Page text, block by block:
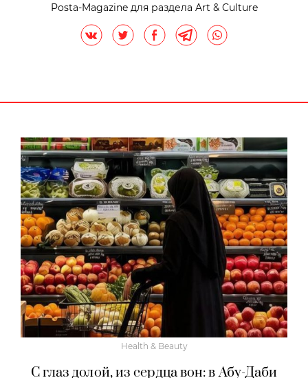
Posta-Magazine для раздела Art & Culture
Health & Beauty
С глаз долой, из сердца вон: в Абу-Даби